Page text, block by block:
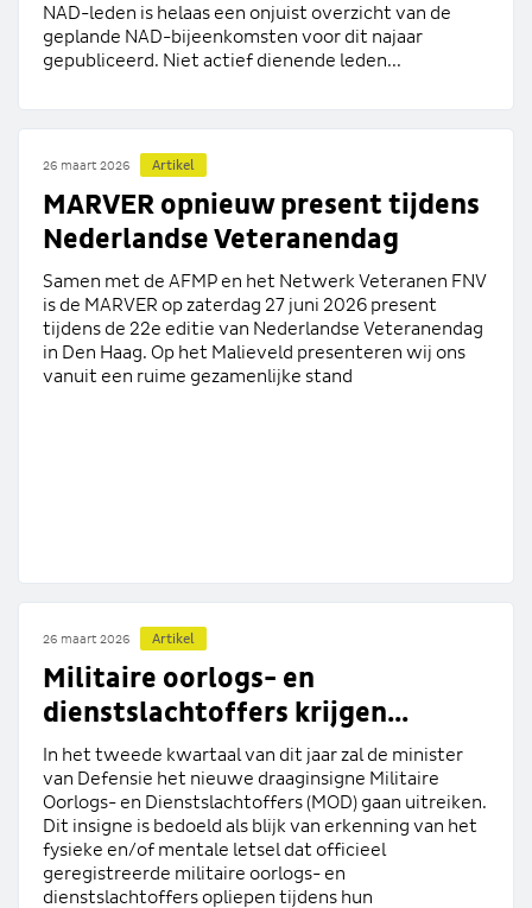
NAD-leden is helaas een onjuist overzicht van de
geplande NAD-bijeenkomsten voor dit najaar
gepubliceerd. Niet actief dienende leden...
26 maart 2026 Artikel
MARVER opnieuw present tijdens
Nederlandse Veteranendag
Samen met de AFMP en het Netwerk Veteranen FNV
is de MARVER op zaterdag 27 juni 2026 present
tijdens de 22e editie van Nederlandse Veteranendag
in Den Haag. Op het Malieveld presenteren wij ons
vanuit een ruime gezamenlijke stand
26 maart 2026 Artikel
Militaire oorlogs- en
dienstslachtoffers krijgen...
In het tweede kwartaal van dit jaar zal de minister
van Defensie het nieuwe draaginsigne Militaire
Oorlogs- en Dienstslachtoffers (MOD) gaan uitreiken.
Dit insigne is bedoeld als blijk van erkenning van het
fysieke en/of mentale letsel dat officieel
geregistreerde militaire oorlogs- en
dienstslachtoffers opliepen tijdens hun